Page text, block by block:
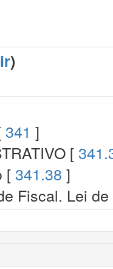
)
341 ]
[
[ 341.38 ]
Fiscal. Lei